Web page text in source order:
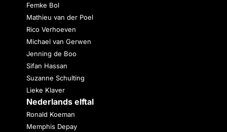
Femke Bol
Mathieu van der Poel
Rico Verhoeven
Michael van Gerwen
Jenning de Boo
Sifan Hassan
Suzanne Schulting
Lieke Klaver
Nederlands elftal
Ronald Koeman
Memphis Depay